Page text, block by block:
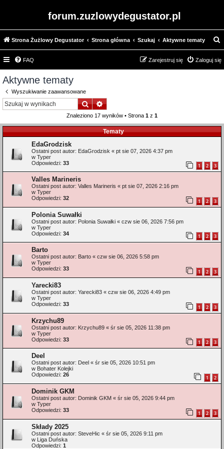
forum.zuzlowydegustator.pl
Strona Żużlowy Degustator Strona główna Szukaj Aktywne tematy
z
u
FAQ Zaloguj się
Zarejestruj się
Aktywne tematy
Wyszukiwanie zaawansowane
SzukajWyszukiwanie zaawansowane
Znaleziono 17 wyników • Strona 1 z 1
Tematy
EdaGrodzisk
Ostatni post autor: EdaGrodzisk « pt sie 07, 2026 4:37 pm
w Typer
Odpowiedzi: 33 1 2 3
Valles Marineris
Ostatni post autor: Valles Marineris « pt sie 07, 2026 2:16 pm
w Typer
Odpowiedzi: 32 1 2 3
Polonia Suwałki
Ostatni post autor: Polonia Suwałki « czw sie 06, 2026 7:56 pm
w Typer
Odpowiedzi: 34 1 2 3
Barto
Ostatni post autor: Barto « czw sie 06, 2026 5:58 pm
w Typer
Odpowiedzi: 33 1 2 3
Yarecki83
Ostatni post autor: Yarecki83 « czw sie 06, 2026 4:49 pm
w Typer
Odpowiedzi: 33 1 2 3
Krzychu89
Ostatni post autor: Krzychu89 « śr sie 05, 2026 11:38 pm
w Typer
Odpowiedzi: 33 1 2 3
Deel
Ostatni post autor: Deel « śr sie 05, 2026 10:51 pm
w Bohater Kolejki
Odpowiedzi: 26 1 2
Dominik GKM
Ostatni post autor: Dominik GKM « śr sie 05, 2026 9:44 pm
w Typer
Odpowiedzi: 33 1 2 3
Składy 2025
Ostatni post autor: SteveHic « śr sie 05, 2026 9:11 pm
w Liga Duńska
Odpowiedzi: 1